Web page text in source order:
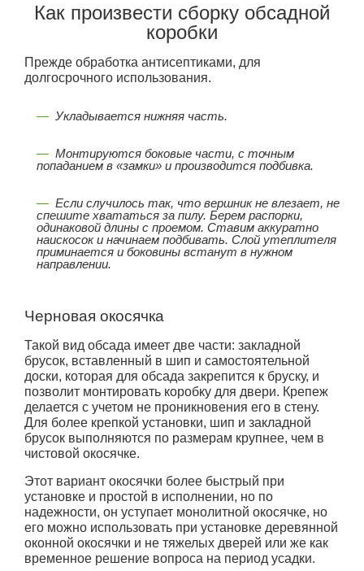
Как произвести сборку обсадной
коробки
Прежде обработка антисептиками, для
долгосрочного использования.
Укладывается нижняя часть.
Монтируются боковые части, с точным
попаданием в «замки» и производится подбивка.
Если случилось так, что вершник не влезает, не
спешите хвататься за пилу. Берем распорки,
одинаковой длины с проемом. Ставим аккуратно
наискосок и начинаем подбивать. Слой утеплителя
приминается и боковины встанут в нужном
направлении.
Черновая окосячка
Такой вид обсада имеет две части: закладной
брусок, вставленный в шип и самостоятельной
доски, которая для обсада закрепится к бруску, и
позволит монтировать коробку для двери. Крепеж
делается с учетом не проникновения его в стену.
Для более крепкой установки, шип и закладной
брусок выполняются по размерам крупнее, чем в
чистовой окосячке.
Этот вариант окосячки более быстрый при
установке и простой в исполнении, но по
надежности, он уступает монолитной окосячке, но
его можно использовать при установке деревянной
оконной окосячки и не тяжелых дверей или же как
временное решение вопроса на период усадки.